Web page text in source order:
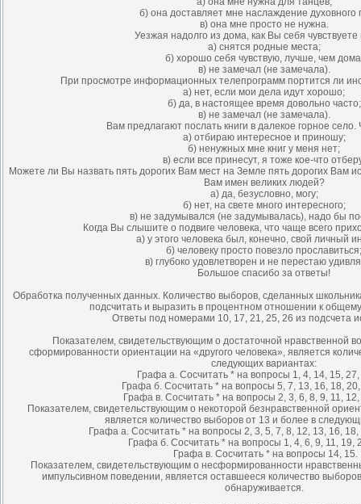
б) она доставляет мне наслаждение духовного
в) она мне просто не нужна.
Уезжая надолго из дома, как Вы себя чувствуете
а) снятся родные места;
б) хорошо себя чувствую, лучше, чем
в) не замечал (не замечала).
При просмотре информационных телепрограмм портится ли
а) нет, если мои дела идут хорошо;
б) да, в настоящее время довольно часто;
в) не замечал (не замечала).
Вам предлагают послать книги в далекое горное
а) отбираю интересное и приношу;
б) ненужных мне книг у меня нет;
в) если все принесут, я тоже кое-что
Можете ли Вы назвать пять дорогих Вам мест на Земле пять дорогих Вам
Вам имен великих людей?
а) да, безусловно, могу;
б) нет, на свете много интересного;
в) не задумывался (не задумывалась), надо бы
Когда Вы слышите о подвиге человека, что чаще всего
а) у этого человека был, конечно, свой личный
б) человеку просто повезло прославиться;
в) глубоко удовлетворен и не перестаю
Большое спасибо за ответы!
Обработка полученных данных. Количество выборов, сделанных
подсчитать и выразить в процентном отношении к
Ответы под номерами 10, 17, 21, 25, 26 из подсчета
Показателем, свидетельствующим о достаточной нравственной
сформированности ориентации на «другого человека», является
следующих вариантах:
Графа а. Сосчитать * на вопросы 1, 4, 14, 15,
Графа б. Сосчитать * на вопросы 5, 7, 13, 16, 18,
Графа в. Сосчитать * на вопросы 2, 3, 6, 8, 9, 11,
Показателем, свидетельствующим о некоторой безнравственной
является количество выборов от 13 и более в
Графа а. Сосчитать * на вопросы 2, 3, 5, 7, 8, 12, 13, 16,
Графа б. Сосчитать * на вопросы 1, 4, 6, 9, 11, 19,
Графа в. Сосчитать * на вопросы 14, 15.
Показателем, свидетельствующим о несформированности
импульсивном поведении, является оставшееся количество
обнаруживается.